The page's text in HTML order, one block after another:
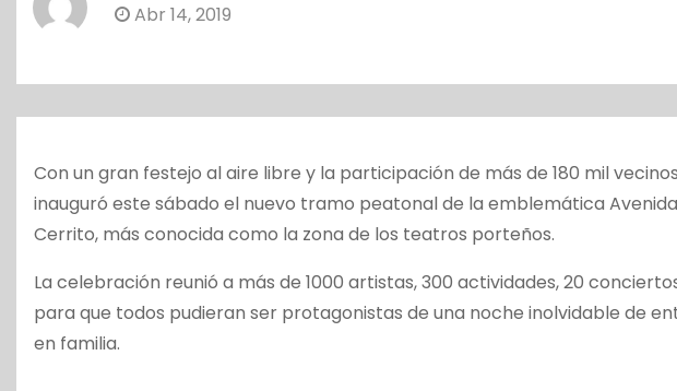
Abr 14, 2019
Con un gran festejo al aire libre y la participación de más de 180 mil
inauguró este sábado el nuevo tramo peatonal de la emblemática
Cerrito, más conocida como la zona de los teatros porteños.
La celebración reunió a más de 1000 artistas, 300 actividades, 20
para que todos pudieran ser protagonistas de una noche inolvidable de
en familia.